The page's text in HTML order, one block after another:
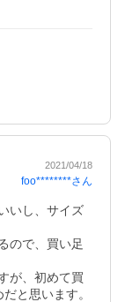
2021/04/18
foo********さん
いし、サイズ
ので、買い足
が、初めて買
と思います。